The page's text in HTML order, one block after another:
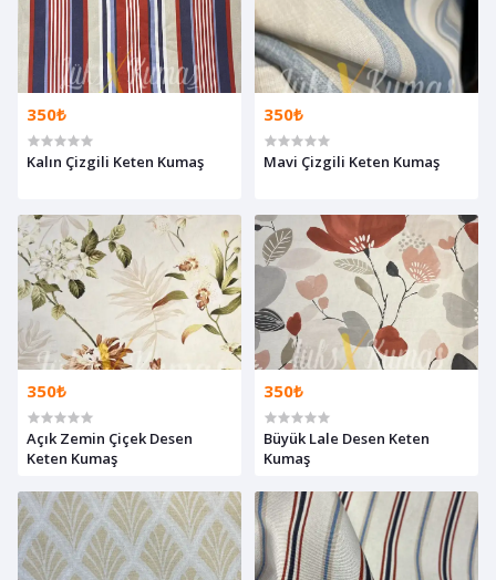
350₺
Kalın Çizgili Keten Kumaş
350₺
Mavi Çizgili Keten Kumaş
350₺
Açık Zemin Çiçek Desen
Keten Kumaş
350₺
Büyük Lale Desen Keten
Kumaş